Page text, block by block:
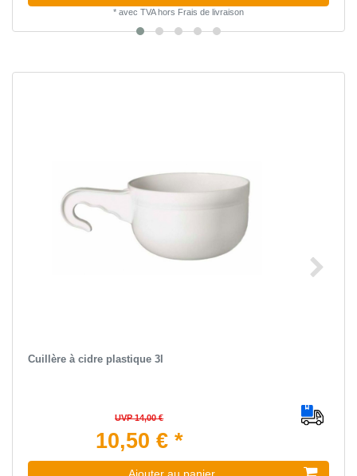
* avec TVAhors Frais de livraison
Cuillère à cidre plastique 3l
UVP 14,00 €
10,50 € *
Ajouter au panier